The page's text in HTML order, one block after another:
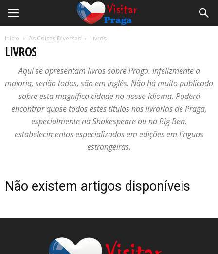
Início As Coisas Diversas Livros
LIVROS
Aqui se apresentam livros sobre Praga. Infelizmente a
maioria, senão todos, são em inglês. Não há muito publicado
sobre esta magnífica cidade no nosso idioma. Poderá
encontrar quase todos estes títulos nas livrarias de Praga,
especialmente na Shakespeare ou na Big Ben,
estabelecimentos especializados em edições em línguas
estrangeiras.
Não existem artigos disponíveis